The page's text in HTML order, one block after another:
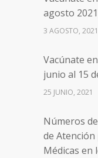
Números
de Atención
Médicas en
Clínica
Oncólogos
de Cirujanos
agosto
3 AGOSTO, 2021
Vacúnate
junio al 15
25 JUNIO, 2021
Números
de
Médicas en